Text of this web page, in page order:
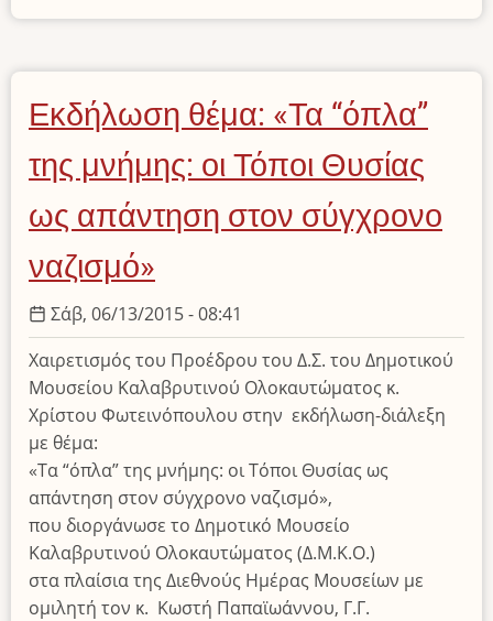
το
Εκδήλωσης
Ενδιαφέροντος
Σύναψης
Συμβάσεων
Ανάθεσης
Εργασιών
Εκδήλωση θέμα: «Τα “όπλα”
της μνήμης: οι Τόποι Θυσίας
ως απάντηση στον σύγχρονο
ναζισμό»
Σάβ, 06/13/2015 - 08:41
Χαιρετισμός του Προέδρου του Δ.Σ. του Δημοτικού
Μουσείου Καλαβρυτινού Ολοκαυτώματος κ.
Χρίστου Φωτεινόπουλου στην εκδήλωση-διάλεξη
με θέμα:
«Τα “όπλα” της μνήμης: οι Τόποι Θυσίας ως
απάντηση στον σύγχρονο ναζισμό»,
που διοργάνωσε το Δημοτικό Μουσείο
Καλαβρυτινού Ολοκαυτώματος (Δ.Μ.Κ.Ο.)
στα πλαίσια της Διεθνούς Ημέρας Μουσείων με
ομιλητή τον κ. Κωστή Παπαϊωάννου, Γ.Γ.